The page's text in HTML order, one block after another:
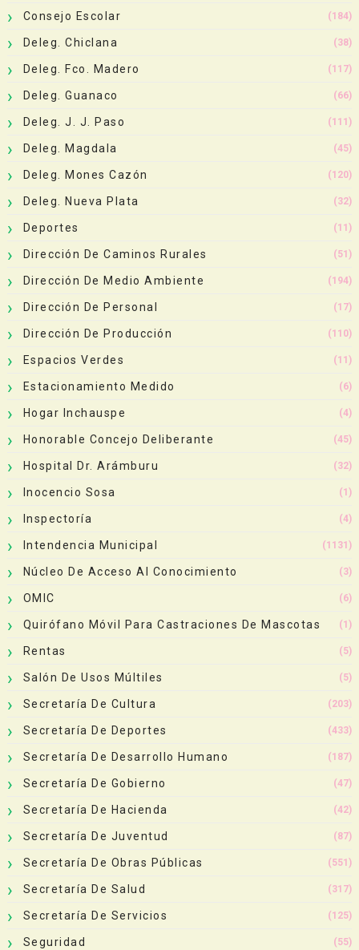
Consejo Escolar (184)
Deleg. Chiclana (38)
Deleg. Fco. Madero (117)
Deleg. Guanaco (66)
Deleg. J. J. Paso (111)
Deleg. Magdala (45)
Deleg. Mones Cazón (120)
Deleg. Nueva Plata (32)
Deportes (11)
Dirección De Caminos Rurales (51)
Dirección De Medio Ambiente (194)
Dirección De Personal (17)
Dirección De Producción (110)
Espacios Verdes (11)
Estacionamiento Medido (6)
Hogar Inchauspe (4)
Honorable Concejo Deliberante (45)
Hospital Dr. Arámburu (32)
Inocencio Sosa (1)
Inspectoría (4)
Intendencia Municipal (1131)
Núcleo De Acceso Al Conocimiento (3)
OMIC (6)
Quirófano Móvil Para Castraciones De Mascotas (1)
Rentas (5)
Salón De Usos Múltiles (5)
Secretaría De Cultura (203)
Secretaría De Deportes (433)
Secretaría De Desarrollo Humano (187)
Secretaría De Gobierno (47)
Secretaría De Hacienda (42)
Secretaría De Juventud (87)
Secretaría De Obras Públicas (551)
Secretaría De Salud (317)
Secretaría De Servicios (125)
Seguridad (55)